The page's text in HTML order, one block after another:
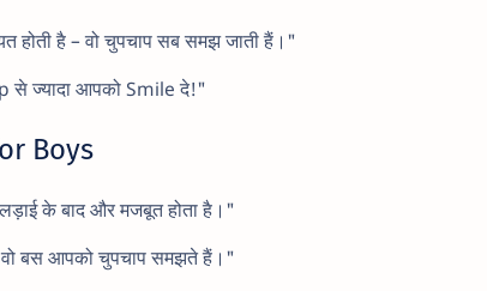
होती है – वो चुपचाप सब समझ जाती हैं।"
से ज्यादा आपको Smile दे!"
Boys
लड़ाई के बाद और मजबूत होता है।"
बस आपको चुपचाप समझते हैं।"